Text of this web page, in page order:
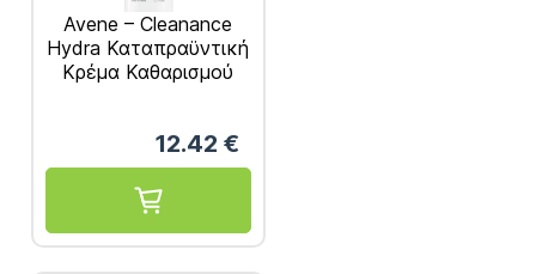
Avene – Cleanance
Hydra Καταπραϋντική
Κρέμα Καθαρισμού
12.42 €